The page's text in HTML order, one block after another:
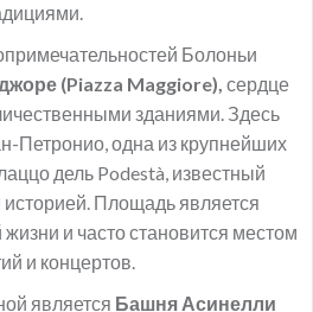
Болоньи
(Piazza Maggiore), сердце
зданиями. Здесь
Петронио, одна из крупнейших
дель Podestà, известный
историей. Площадь является
и часто становится местом
и концертов.
является Башня Асинелли